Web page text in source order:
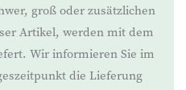
groß oder zusätzlichen
Artikel, werden mit dem
Wir informieren Sie im
die Lieferung